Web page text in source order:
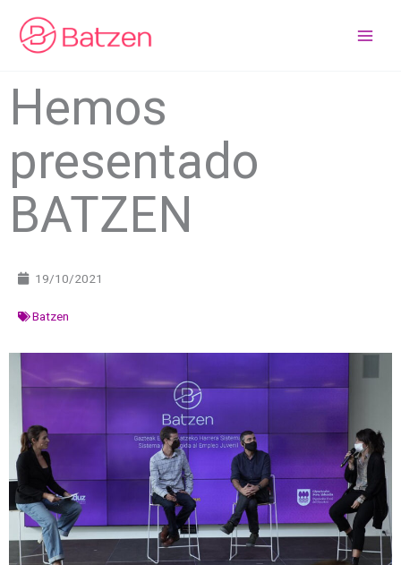
contenido
Hemos
presentado
BATZEN
19/10/2021
Batzen